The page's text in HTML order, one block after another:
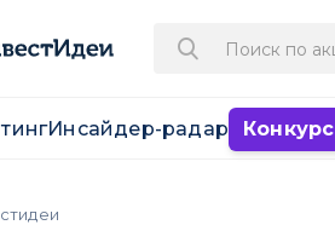
Инсайдер-радар